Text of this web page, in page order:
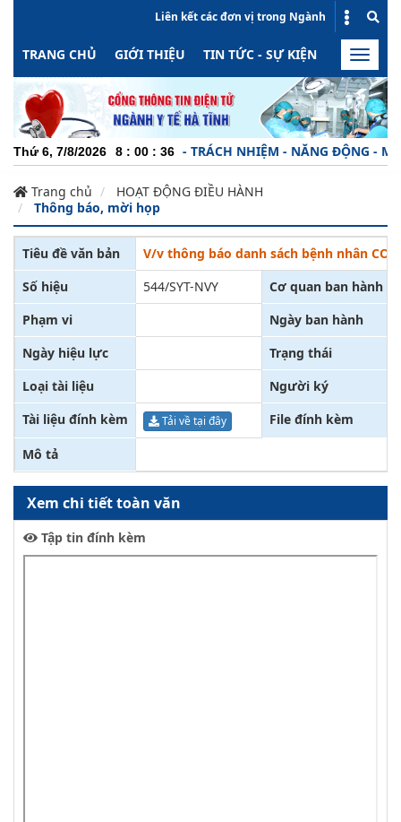
Liên kết các đơn vị trong Ngành
TRANG CHỦ GIỚI THIỆU TIN TỨC - SỰ KIỆN HOẠT
Toggle
Thứ 6, 7/8/2026 8 : 00 : 36
CHUYÊN NGHIỆP - TRÁCH NHIỆM - NĂNG ĐỘNG -
Trang chủ
HOẠT ĐỘNG ĐIỀU HÀNH
Thông báo, mời họp
Tiêu đề văn bản
V/v thông báo danh sách bệnh nhân
Số hiệu
544/SYT-NVY
Cơ quan ban hành
Phạm vi
Ngày ban hành
Ngày hiệu lực
Trạng thái
Loại tài liệu
Người ký
Tài liệu đính kèm
Tải về tại đây File đính kèm
Mô tả
Xem chi tiết toàn văn
Tập tin đính kèm